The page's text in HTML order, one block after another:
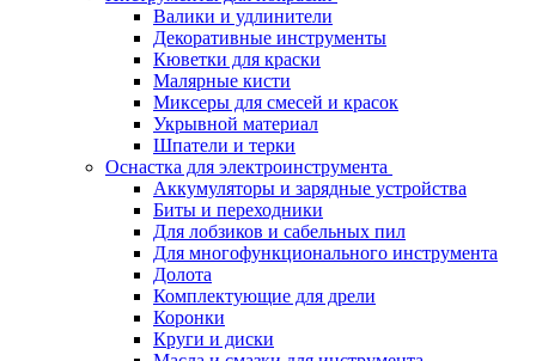
Валики и удлинители
Декоративные инструменты
Кюветки для краски
Малярные кисти
Миксеры для смесей и красок
Укрывной материал
Шпатели и терки
Оснастка для электроинструмента
Аккумуляторы и зарядные устройства
Биты и переходники
Для лобзиков и сабельных пил
Для многофункционального инструмента
Долота
Комплектующие для дрели
Коронки
Круги и диски